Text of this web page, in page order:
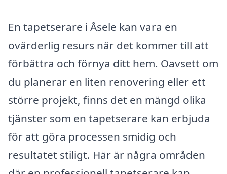
En tapetserare i Åsele kan vara en
ovärderlig resurs när det kommer till att
förbättra och förnya ditt hem. Oavsett om
du planerar en liten renovering eller ett
större projekt, finns det en mängd olika
tjänster som en tapetserare kan erbjuda
för att göra processen smidig och
resultatet stiligt. Här är några områden